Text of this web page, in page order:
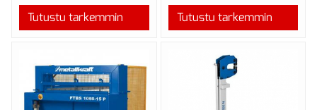
ruosteen tai maalin
poistoon.
Tutustu tarkemmin
salkussa.
Tutustu tarkemmin